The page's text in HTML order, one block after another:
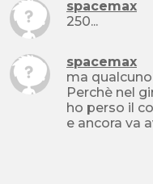
spacemax
250...
spacemax
ma
Perchè nel
ho perso il
e ancora va